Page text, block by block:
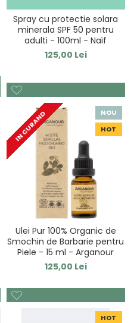
Spray cu protectie solara
minerala SPF 50 pentru
adulti - 100ml - Naïf
125,00 Lei
NOU
HOT
IN CURAND
Ulei Pur 100% Organic de
Smochin de Barbarie pentru
Piele - 15 ml - Arganour
125,00 Lei
HOT